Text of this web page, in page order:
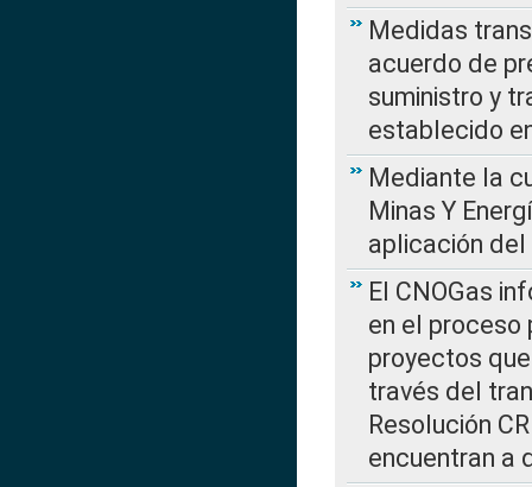
Medidas
acuerdo de
suministro y
establecido
Mediante la
Minas Y
aplicación
El CNOGas
en el proceso
proyectos
través del
Resolución
encuentran a